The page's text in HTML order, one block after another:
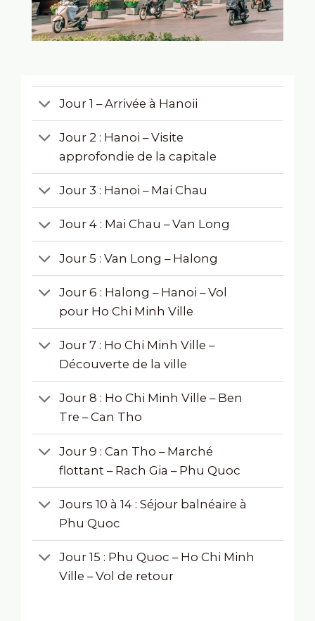
Jour 1 – Arrivée à Hanoii
Jour 2 : Hanoi – Visite
approfondie de la capitale
Jour 3 : Hanoi – Mai Chau
Jour 4 : Mai Chau – Van Long
Jour 5 : Van Long – Halong
Jour 6 : Halong – Hanoi – Vol
pour Ho Chi Minh Ville
Jour 7 : Ho Chi Minh Ville –
Découverte de la ville
Jour 8 : Ho Chi Minh Ville – Ben
Tre – Can Tho
Jour 9 : Can Tho – Marché
flottant – Rach Gia – Phu Quoc
Jours 10 à 14 : Séjour balnéaire à
Phu Quoc
Jour 15 : Phu Quoc – Ho Chi Minh
Ville – Vol de retour